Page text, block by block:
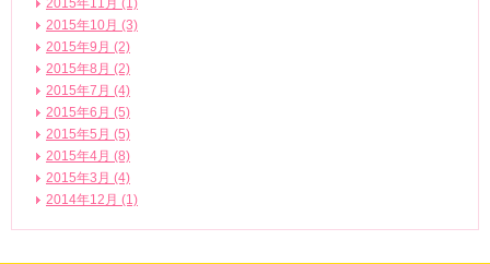
2015年10月 (3)
2015年9月 (2)
2015年8月 (2)
2015年7月 (4)
2015年6月 (5)
2015年5月 (5)
2015年4月 (8)
2015年3月 (4)
2014年12月 (1)